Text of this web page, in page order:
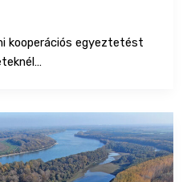
kooperációs egyeztetést